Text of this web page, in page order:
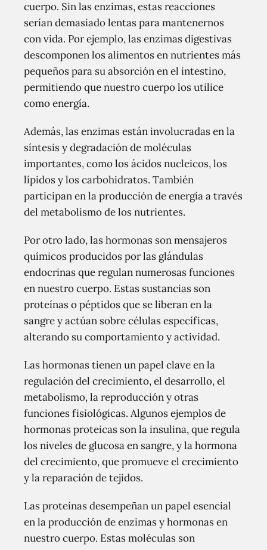
cuerpo. Sin las enzimas, estas reacciones
serían demasiado lentas para mantenernos
con vida. Por ejemplo, las enzimas digestivas
descomponen los alimentos en nutrientes más
pequeños para su absorción en el intestino,
permitiendo que nuestro cuerpo los utilice
como energía.
Además, las enzimas están involucradas en la
síntesis y degradación de moléculas
importantes, como los ácidos nucleicos, los
lípidos y los carbohidratos. También
participan en la producción de energía a través
del metabolismo de los nutrientes.
Por otro lado, las hormonas son mensajeros
químicos producidos por las glándulas
endocrinas que regulan numerosas funciones
en nuestro cuerpo. Estas sustancias son
proteínas o péptidos que se liberan en la
sangre y actúan sobre células específicas,
alterando su comportamiento y actividad.
Las hormonas tienen un papel clave en la
regulación del crecimiento, el desarrollo, el
metabolismo, la reproducción y otras
funciones fisiológicas. Algunos ejemplos de
hormonas proteicas son la insulina, que regula
los niveles de glucosa en sangre, y la hormona
del crecimiento, que promueve el crecimiento
y la reparación de tejidos.
Las proteínas desempeñan un papel esencial
en la producción de enzimas y hormonas en
nuestro cuerpo. Estas moléculas son